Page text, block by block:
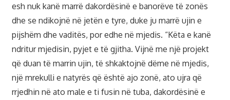
esh nuk kanë marrë dakordësinë e banorëve të zonës
dhe se ndikojnë në jetën e tyre, duke ju marrë ujin e
pijshëm dhe vaditës, por edhe në mjedis. “Këta e kanë
ndritur mjedisin, pyjet e të gjitha. Vijnë me një projekt
që duan të marrin ujin, të shkaktojnë dëme në mjedis,
një mrekulli e natyrës që është ajo zonë, ato ujra që
rrjedhin në ato male e ti fusin në tuba, dakordësinë e